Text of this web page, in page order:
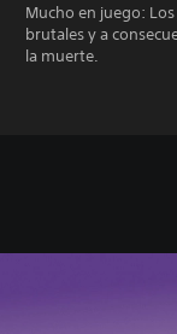
Mucho en juego:
brutales y a
la muerte.